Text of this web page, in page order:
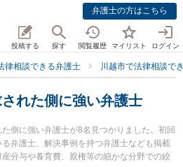
弁護士の方はこちら
投稿する 探す 閲覧履歴 マイリスト ログイン
律相談できる弁護士 川越市で法律相談で
れた側に強い弁護士
側に強い弁護士が8名見つかりました。初回
弁護士、解決事例を持つ弁護士なども掲載
分与や養育費、親権等の細かな分野での絞